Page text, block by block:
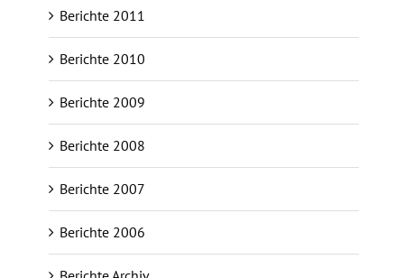
Berichte 2011
Berichte 2010
Berichte 2009
Berichte 2008
Berichte 2007
Berichte 2006